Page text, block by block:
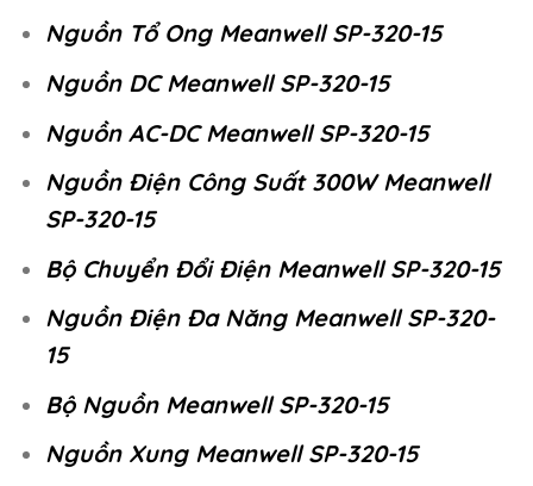
Nguồn Tổ Ong Meanwell SP-320-15
Nguồn DC Meanwell SP-320-15
Nguồn AC-DC Meanwell SP-320-15
Nguồn Điện Công Suất 300W Meanwell
SP-320-15
Bộ Chuyển Đổi Điện Meanwell SP-320-15
Nguồn Điện Đa Năng Meanwell SP-320-
15
Bộ Nguồn Meanwell SP-320-15
Nguồn Xung Meanwell SP-320-15